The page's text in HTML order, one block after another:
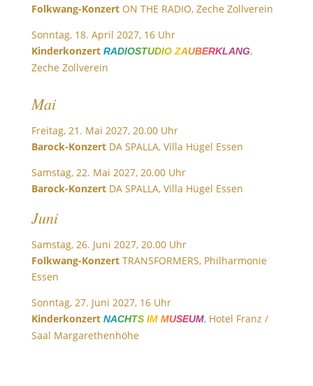
Folkwang-KonzertON THE RADIO, Zeche Zollverein
Sonntag, 18. April 2027, 16 Uhr
Kinderkonzert RADIOSTUDIO ZAUBERKLANG,
Zeche Zollverein
Mai
Freitag, 21. Mai 2027, 20.00 Uhr
Barock-KonzertDA SPALLA, Villa Hügel Essen
Samstag, 22. Mai 2027, 20.00 Uhr
Barock-KonzertDA SPALLA, Villa Hügel Essen
Juni
Samstag, 26. Juni 2027, 20.00 Uhr
Folkwang-KonzertTRANSFORMERS, Philharmonie
Essen
Sonntag, 27. Juni 2027, 16 Uhr
Kinderkonzert NACHTS IM MUSEUM, Hotel Franz /
Saal Margarethenhöhe